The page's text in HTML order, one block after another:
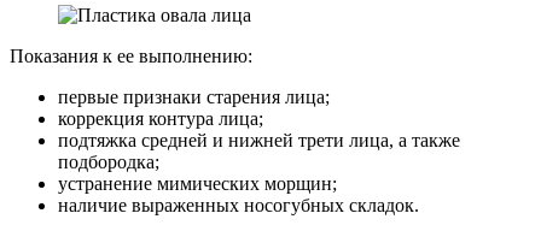
Показания к ее выполнению:
первые признаки старения лица;
коррекция контура лица;
подтяжка средней и нижней трети лица, а также
подбородка;
устранение мимических морщин;
наличие выраженных носогубных складок.